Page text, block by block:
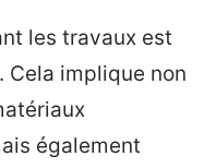
les travaux est
implique non
également